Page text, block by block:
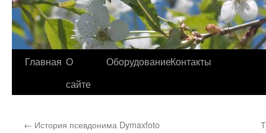
Перейти
Главная О
сайте
ОборудованиеКонтакты
← История псевдонима Dymaxfoto